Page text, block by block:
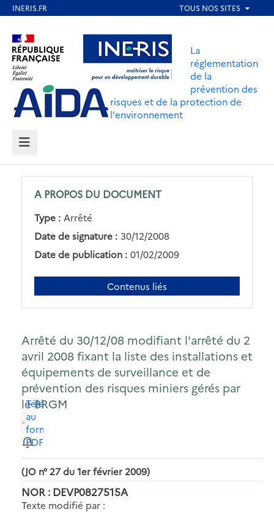
contenu
principal
Aller au contenu Aller au menu
Aller au pied de page
La
réglementation
de la
prévention des
risques et de la protection de
l'environnement
MENU
A PROPOS DU DOCUMENT
Type : Arrêté
Date de signature : 30/12/2008
Date de publication : 01/02/2009
Contenus liés
Arrêté du 30/12/08 modifiant l'arrêté du 2
avril 2008 fixant la liste des installations et
équipements de surveillance et de
prévention des risques miniers gérés par
le BRGM
Télécharger
au
format
PDF
(JO n° 27 du 1er février 2009)
NOR : DEVP0827515A
Texte modifié par :